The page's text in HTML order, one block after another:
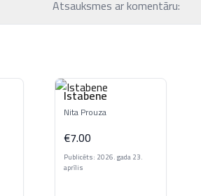
Atsauksmes ar komentāru:
Istabene
Nita Prouza
€7.00
Publicēts: 2026. gada 23.
aprīlis